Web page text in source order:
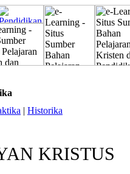
| Historika
KRISTUS